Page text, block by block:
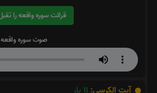
قرائت سوره واقعه را تقبل میکنم
صوت سوره واقعه